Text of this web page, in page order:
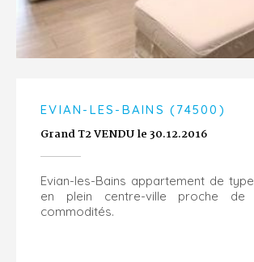
EVIAN-LES-BAINS (74500)
Grand T2 VENDU le 30.12.2016
Evian-les-Bains appartement de
en plein centre-ville proche de
commodités.